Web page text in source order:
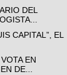
DEL
CAPITAL”, EL
EN
DE...